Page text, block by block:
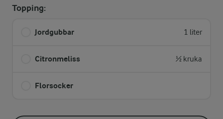
Topping:
Jordgubbar 1 liter
Citronmeliss ½ kruka
Florsocker